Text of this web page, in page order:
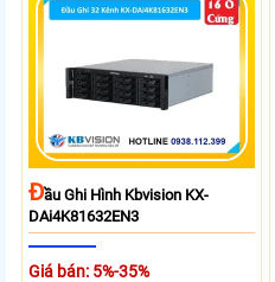
ĐẦu Ghi Hình Kbvision KX-
DAi4K81632EN3
Giá bán: 5%-35%